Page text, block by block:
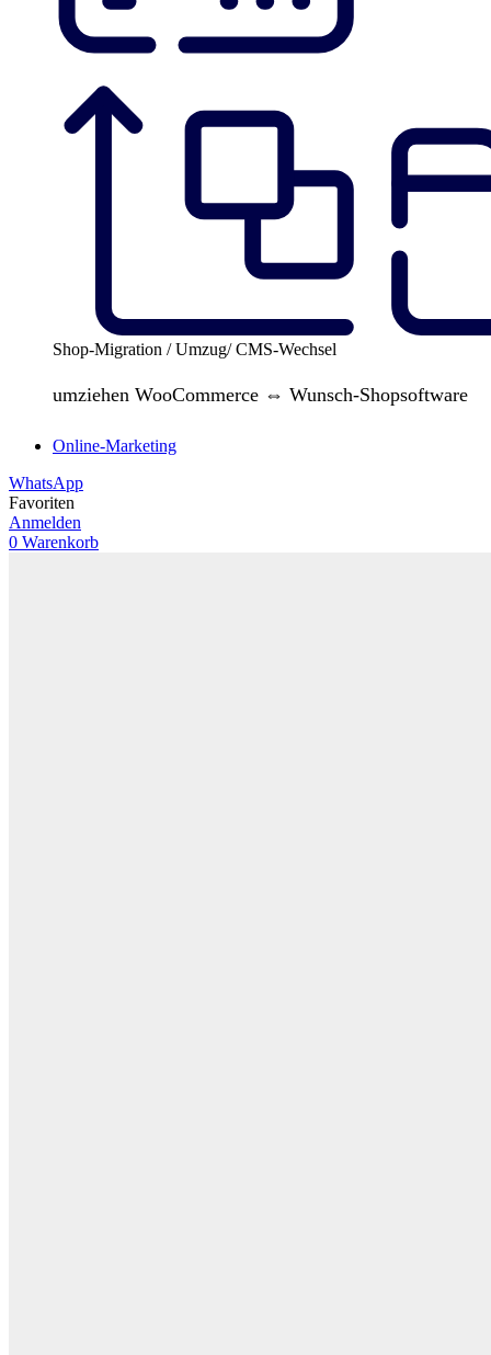
Shop-Migration / Umzug/ CMS-Wechsel
umziehen WooCommerce ⇔ Wunsch-Shopsoftware
Online-Marketing
WhatsApp
Favoriten
Anmelden
0 Warenkorb